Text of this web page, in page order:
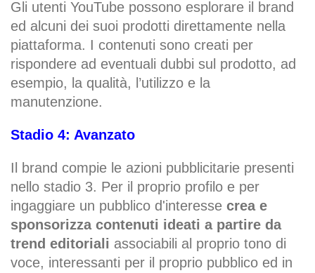
Gli utenti YouTube possono esplorare il brand
ed alcuni dei suoi prodotti direttamente nella
piattaforma. I contenuti sono creati per
rispondere ad eventuali dubbi sul prodotto, ad
esempio, la qualità, l’utilizzo e la
manutenzione.
Stadio 4: Avanzato
Il brand compie le azioni pubblicitarie presenti
nello stadio 3. Per il proprio profilo e per
ingaggiare un pubblico d'interesse crea e
sponsorizza contenuti ideati a partire da
trend editoriali associabili al proprio tono di
voce, interessanti per il proprio pubblico ed in